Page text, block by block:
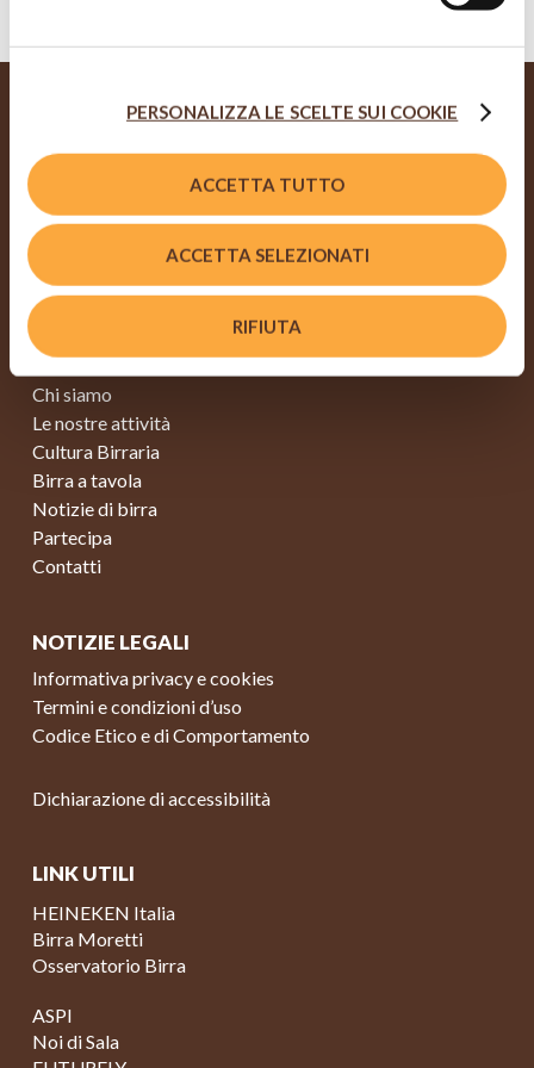
cookie che richiedono il consenso, mantenendo le
PERSONALIZZA LE SCELTE SUI COOKIE
ACCETTA TUTTO
ACCETTA SELEZIONATI
RIFIUTA
Viale Edison, 110
20099 Sesto San Giovanni (MI)
info@fondazionebirramoretti.it
Home
Chi siamo
Le nostre attività
Cultura Birraria
Birra a tavola
Notizie di birra
Partecipa
Contatti
NOTIZIE LEGALI
Informativa privacy e cookies
Termini e condizioni d’uso
Codice Etico e di Comportamento
Dichiarazione di accessibilità
LINK UTILI
HEINEKEN Italia
Birra Moretti
Osservatorio Birra
ASPI
Noi di Sala